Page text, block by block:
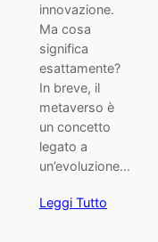
innovazione.
Ma cosa
significa
esattamente?
In breve, il
metaverso è
un concetto
legato a
un’evoluzione…
Leggi Tutto